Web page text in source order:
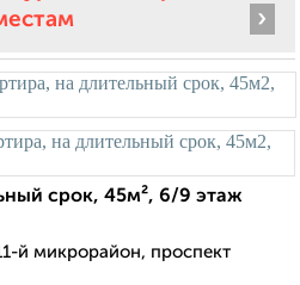
›
срок, 45м², 6/9 этаж
й микрорайон, проспект